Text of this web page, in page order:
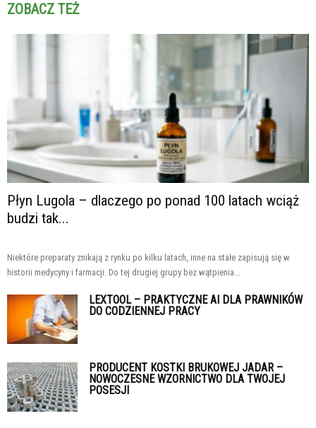
ZOBACZ TEŻ
Płyn Lugola – dlaczego po ponad 100 latach wciąż
budzi tak...
Niektóre preparaty znikają z rynku po kilku latach, inne na stałe zapisują się w
historii medycyny i farmacji. Do tej drugiej grupy bez wątpienia...
LEXTOOL – PRAKTYCZNE AI DLA PRAWNIKÓW
DO CODZIENNEJ PRACY
PRODUCENT KOSTKI BRUKOWEJ JADAR –
NOWOCZESNE WZORNICTWO DLA TWOJEJ
POSESJI